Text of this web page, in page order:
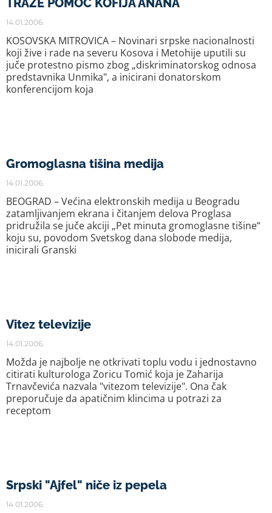
TRAŽE POMOĆ KOFIJA ANANA
14.01.2006.
KOSOVSKA MITROVICA – Novinari srpske nacionalnosti
koji žive i rade na severu Kosova i Metohije uputili su
juče protestno pismo zbog „diskriminatorskog odnosa
predstavnika Unmika", a inicirani donatorskom
konferencijom koja
Gromoglasna tišina medija
14.01.2006.
BEOGRAD – Većina elektronskih medija u Beogradu
zatamljivanjem ekrana i čitanjem delova Proglasa
pridružila se juče akciji „Pet minuta gromoglasne tišine“
koju su, povodom Svetskog dana slobode medija,
inicirali Granski
Vitez televizije
14.01.2006.
Možda je najbolje ne otkrivati toplu vodu i jednostavno
citirati kulturologa Zoricu Tomić koja je Zaharija
Trnavčevića nazvala "vitezom televizije". Ona čak
preporučuje da apatičnim klincima u potrazi za
receptom
Srpski "Ajfel" niče iz pepela
14.01.2006.